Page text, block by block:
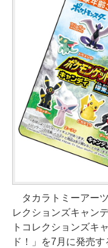
タカラトミーアー
レクションズキャン
トコレクションズキ
ド！」を7月に発売